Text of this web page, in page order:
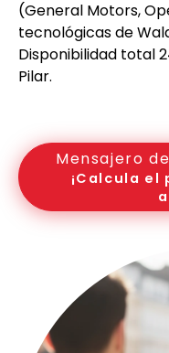
(General Motors,
tecnológicas de
Disponibilidad total
Pilar.
Mensajero
¡Calcula el